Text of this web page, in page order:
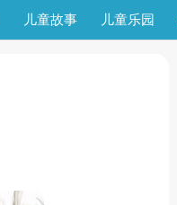
儿童故事 儿童乐园